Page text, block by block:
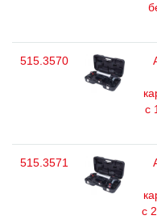
515.3570
с
515.3571
с